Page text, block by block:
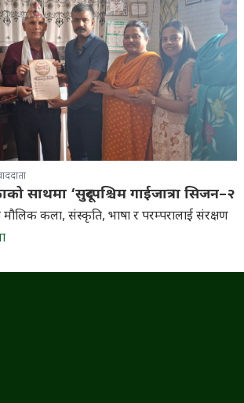
साथमा ‘सुदूरपश्चिम गाईजात्रा सिजन–२
कला, संस्कृति, भाषा र परम्परालाई संरक्षण